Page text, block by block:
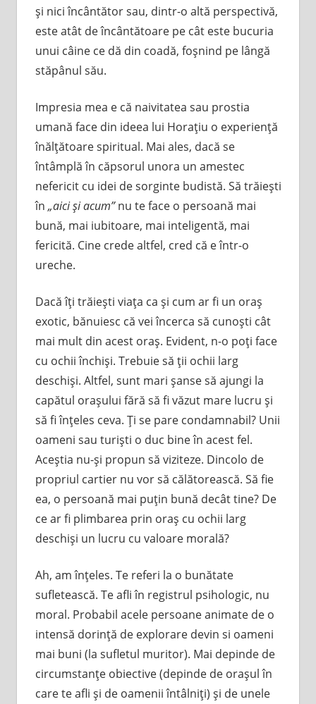
şi nici încântător sau, dintr-o altă perspectivă,
este atât de încântătoare pe cât este bucuria
unui câine ce dă din coadă, foşnind pe lângă
stăpânul său.
Impresia mea e că naivitatea sau prostia
umană face din ideea lui Horaţiu o experienţă
înălţătoare spiritual. Mai ales, dacă se
întâmplă în căpsorul unora un amestec
nefericit cu idei de sorginte budistă. Să trăieşti
în „aici şi acum”nu te face o persoană mai
bună, mai iubitoare, mai inteligentă, mai
fericită. Cine crede altfel, cred că e într-o
ureche.
Dacă îţi trăieşti viaţa ca şi cum ar fi un oraş
exotic, bănuiesc că vei încerca să cunoşti cât
mai mult din acest oraş. Evident, n-o poţi face
cu ochii închişi. Trebuie să ţii ochii larg
deschişi. Altfel, sunt mari şanse să ajungi la
capătul oraşului fără să fi văzut mare lucru şi
să fi înţeles ceva. Ţi se pare condamnabil? Unii
oameni sau turişti o duc bine în acest fel.
Aceştia nu-şi propun să viziteze. Dincolo de
propriul cartier nu vor să călătorească. Să fie
ea, o persoană mai puţin bună decât tine? De
ce ar fi plimbarea prin oraş cu ochii larg
deschişi un lucru cu valoare morală?
Ah, am înţeles. Te referi la o bunătate
sufletească. Te afli în registrul psihologic, nu
moral. Probabil acele persoane animate de o
intensă dorinţă de explorare devin si oameni
mai buni (la sufletul muritor). Mai depinde de
circumstanţe obiective (depinde de oraşul în
care te afli şi de oamenii întâlniţi) şi de unele